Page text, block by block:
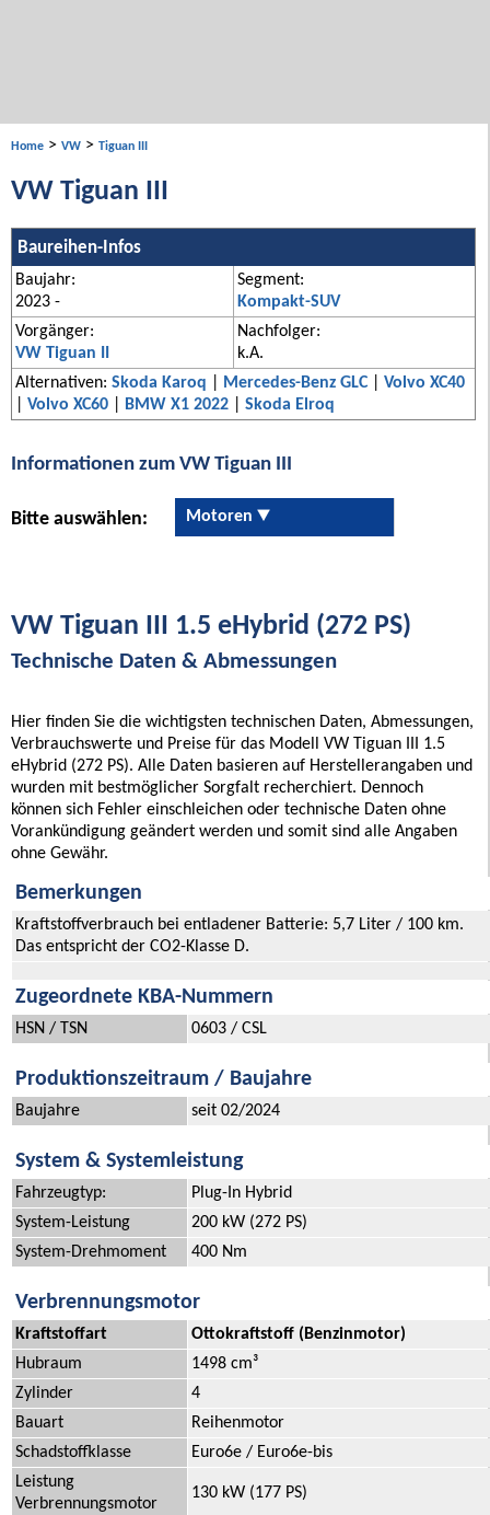
Home > VW > Tiguan III
VW Tiguan III
Baureihen-Infos
Baujahr:
2023 -
Segment:
Kompakt-SUV
Vorgänger:
VW Tiguan II
Nachfolger:
k.A.
Alternativen: Skoda Karoq Mercedes-Benz GLC
Volvo XC40
Volvo XC60 BMW X1 2022 Skoda Elroq
Informationen zum VW Tiguan III
Bitte auswählen: Motoren
VW Tiguan III 1.5 eHybrid (272 PS)
Technische Daten & Abmessungen
Hier finden Sie die wichtigsten technischen Daten, Abmessungen,
Verbrauchswerte und Preise für das Modell VW Tiguan III 1.5
eHybrid (272 PS). Alle Daten basieren auf Herstellerangaben und
wurden mit bestmöglicher Sorgfalt recherchiert. Dennoch
können sich Fehler einschleichen oder technische Daten ohne
Vorankündigung geändert werden und somit sind alle Angaben
ohne Gewähr.
Bemerkungen
Kraftstoffverbrauch bei entladener Batterie: 5,7 Liter / 100 km.
Das entspricht der CO2-Klasse D.
Zugeordnete KBA-Nummern
HSN / TSN 0603 / CSL
Produktionszeitraum / Baujahre
Baujahre seit 02/2024
System & Systemleistung
Fahrzeugtyp:
Plug-In Hybrid
System-Leistung
200 kW (272 PS)
System-Drehmoment
400 Nm
Verbrennungsmotor
Kraftstoffart
Ottokraftstoff (Benzinmotor)
Hubraum
1498 cm³
Zylinder
4
Bauart
Reihenmotor
Schadstoffklasse
Euro6e / Euro6e-bis
Leistung
Verbrennungsmotor
130 kW (177 PS)